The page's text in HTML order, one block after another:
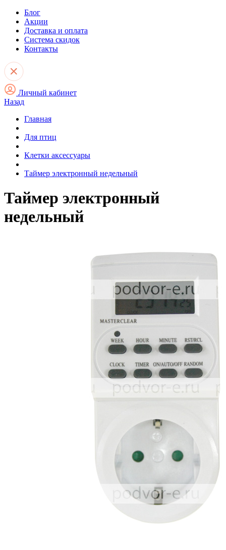
Блог
Акции
Доставка и оплата
Система скидок
Контакты
Личный кабинет
Назад
Главная
Для птиц
Клетки аксессуары
Таймер электронный недельный
Таймер электронный
недельный